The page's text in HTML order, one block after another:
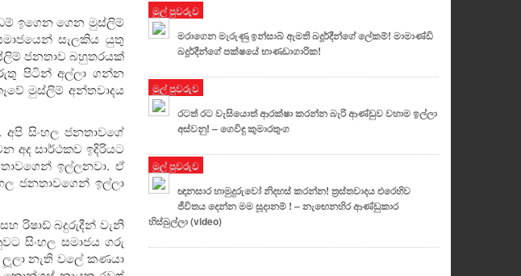
ඉගෙන ගෙන මුස්ලිම්
සැලකිය යුතු
ජනතාව බහුතරයක්
පිටින් අල්ලා ගන්න
මුස්ලිම් අන්තවාදය
සිංහල ජනතාවගේ
අද සාර්ථකව ඉදිරියට
ඉල්ලනවා. ඒ
ජනතාවගෙන් ඉල්ලා
රිෂාඩ් බදුරුදීන් වැනි
සිංහල සමාජය ගරු
නැති වලේ කණයා
මුල් පුවරුව
මරාගෙන මැරුණු ඉන්සාබ් ඇමති බදූර්දීන්ගේ ලේකම්! මාමාණ්ඩි
බදූර්දීන්ගේ පක්ෂයේ භාණඩාගාරික!
මුල් පුවරුව
රටත් රට වැසියොත් ආරක්ෂා කරන්න බැරි ආණ්ඩුව වහාම ඉල්ලා
අස්වනු! – ගෙවිඳු කුමාරතුංග
මුල් පුවරුව
ඥානසාර හාමුදුරුවෝ නිදහස් කරන්න! ත්‍රස්තවාදය එරෙහිව
ජීවිතය දෙන්න මම සූදානම් ! – නැඟෙනහිර ආණ්ඩුකාර
හිස්බුල්ලා (video)